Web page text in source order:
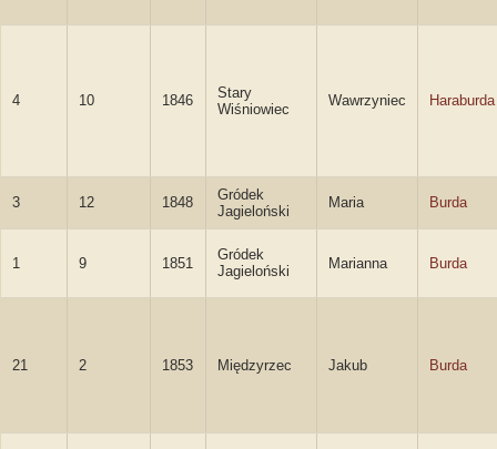
4 10 1846
Stary
Wiśniowiec
Wawrzyniec Haraburda
3 12 1848
Gródek
Jagieloński
Maria Burda
1 9 1851
Gródek
Jagieloński
Marianna Burda
21 2 1853 Międzyrzec Jakub Burda